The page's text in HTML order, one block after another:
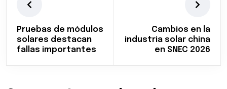
Pruebas de módulos
solares destacan
fallas importantes
Cambios en la
industria solar china
en SNEC 2026